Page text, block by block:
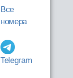
Все
номера
Telegram